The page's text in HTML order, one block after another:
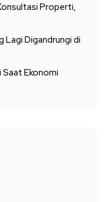
Properti,
Lagi Digandrungi di
Ekonomi